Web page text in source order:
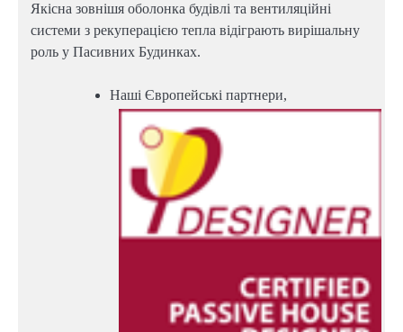
Якісна зовнішя оболонка будівлі та вентиляційні
системи з рекуперацією тепла відіграють вирішальну
роль у Пасивних Будинках.
Наші Європейські партнери,